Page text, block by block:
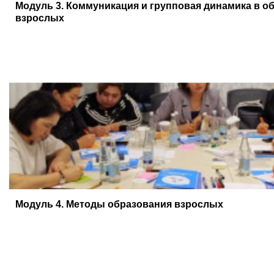
Модуль 3. Коммуникация и групповая динамика в
взрослых
Модуль 4. Методы образования взрослых